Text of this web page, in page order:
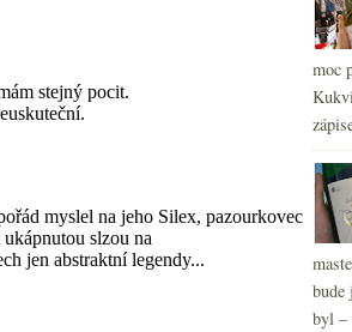
moc
bude
byl –